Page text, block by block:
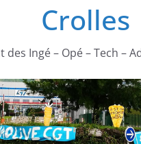
Crolles
des Ingé – Opé – Tech –